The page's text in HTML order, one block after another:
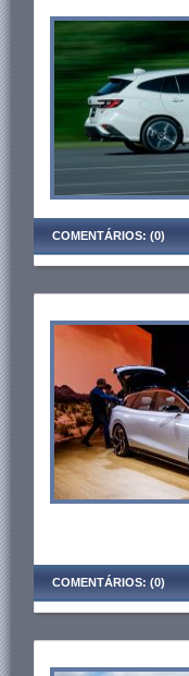
COMENTÁRIOS: (0)
COMENTÁRIOS: (0)